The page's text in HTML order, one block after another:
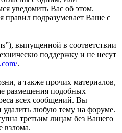
уведомить Вас об этом.
правил подразумевает Ваше с
выпущенной в соответствии
поддержку и не несут
.
а также прочих материалов,
размещения подобных
всех сообщений. Вы
удалить любую тему на форуме.
третьим лицам без Вашего
взлома.